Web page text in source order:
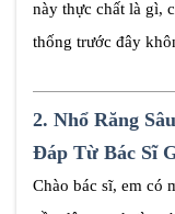
này thực chất là gì,
thống trước đây
2. Nhổ Răng
Đáp Từ Bác Sĩ
Chào bác sĩ, em có